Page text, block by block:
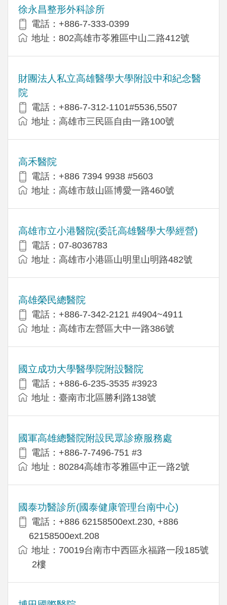
徐永昌整形外科診所
電話：+886-7-333-0399
地址：802高雄市苓雅區中山二路412號
財團法人私立高雄醫學大學附設中和紀念醫
院
電話：+886-7-312-1101#5536,5507
地址：高雄市三民區自由一路100號
高禾醫院
電話：+886 7394 9938 #5603
地址：高雄市鼓山區博愛一路460號
高雄市立小港醫院(委託高雄醫學大學經營)
電話：07-8036783
地址：高雄市小港區山明里山明路482號
高雄榮民總醫院
電話：+886-7-342-2121 #4904~4911
地址：高雄市左營區大中一路386號
國立成功大學醫學院附設醫院
電話：+886-6-235-3535 #3923
地址：臺南市北區勝利路138號
國軍高雄總醫院附設民眾診療服務處
電話：+886-7-7496-751 #3
地址：80284高雄市苓雅區中正一路2號
國泰功醫診所(國泰健康管理台南中心)
電話：+886 62158500ext.230, +886
62158500ext.208
地址：70019台南市中西區永福路一段185號
2樓